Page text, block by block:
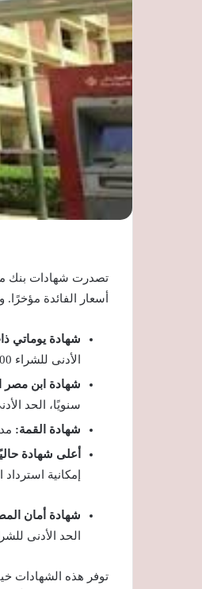
تصدرت شهادات بنك
أسعار الفائدة
شهادة يوماتي
الأدنى للشراء 1000 جنيه. يمكن استرداد جزء من الشهادة بعد 6 أشهر.
شهادة ابن مصر
سنويًا، الحد الأدنى
شهادة القمة: مدة 3 سنوات، معدل عائد ثابت يصرف
أعلى شهادة
إمكانية استرداد الشهادة
شهادة أمان
الحد الأدنى للشراء 500 جنيه، يمكن استرداد الشهادة
توفر هذه الشهادات